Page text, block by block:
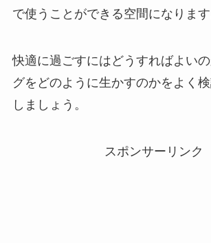
で使うことができる空間になります
快適に過ごすにはどうすればよい
グをどのように生かすのかをよく
しましょう。
スポンサーリンク